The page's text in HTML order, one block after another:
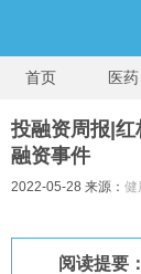
首页 医药
投融资周报|
融资事件
2022-05-28 来源： 健
阅读提要：